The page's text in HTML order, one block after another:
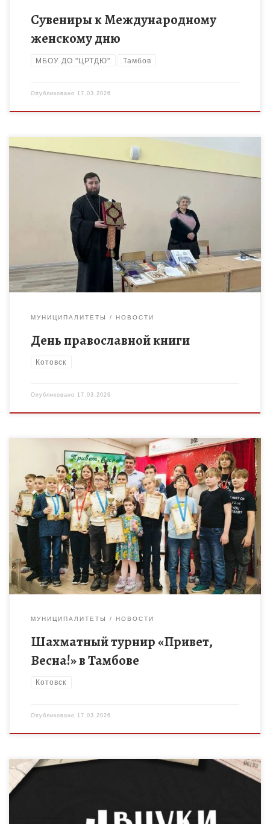
Сувениры к Международному
женскому дню
МБОУ ДО "ЦРТДЮ" Тамбов
Опубликовано 17.03.2026
Завяжи узелок на память — 14 марта День православной
книги! На мероприятии, посвященном этому празднику,
которое состоялось 16 марта в актовом зале СОШ №3 с […]
МУНИЦИПАЛИТЕТЫ НОВОСТИ
День православной книги
Котовск
Опубликовано 17.03.2026
В воскресенье, 15 марта 2026 года, в Тамбове прошел
шахматный турнир «Привет, Весна!». Состязание собрало
юных любителей шахмат и подарило участникам массу ярких
эмоций и […]
МУНИЦИПАЛИТЕТЫ НОВОСТИ
Шахматный турнир «Привет,
Весна!» в Тамбове
Котовск
Опубликовано 17.03.2026
Цель мероприятия — привлечь внимание к истории нашей